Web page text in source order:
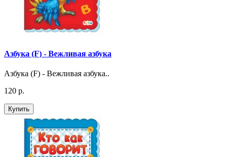
Азбука (F) - Вежливая азбука
Азбука (F) - Вежливая азбука..
120 р.
Купить